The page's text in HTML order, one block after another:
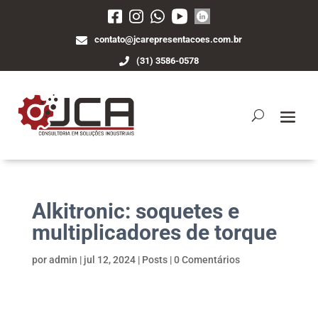
contato@jcarepresentacoes.com.br
(31) 3586-0578
Alkitronic: soquetes e
multiplicadores de torque
poradmin | jul 12, 2024| Posts|0 Comentários